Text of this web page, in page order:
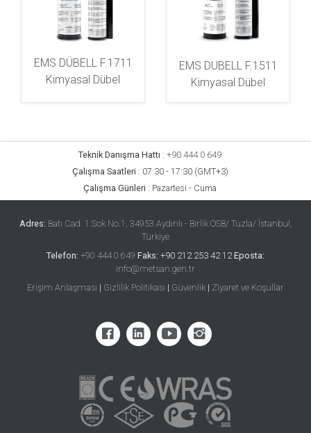
EMS DÜBELL F.1711
Kimyasal Dübel
EMS DUBELL F.1511
Kimyasal Dübel
Teknik Danışma Hattı : +90 444 0 649
Çalışma Saatleri : 07:30 - 17:30 (GMT+3)
Çalışma Günleri : Pazartesi - Cuma
Adres: Batı Cad. 1.Sok No.1, 34953 Aydınlı - Birlik OSB/ Tuzla/ İstanbul,
Türkiye
Telefon: +90 444 0 649 Faks: +90 212 253 42 12 Eposta:
info@metsan.gen.tr
Erişim Anlaşması | Gizlilik Politikası | Güvenlik | Ziyaret ve Koşullar